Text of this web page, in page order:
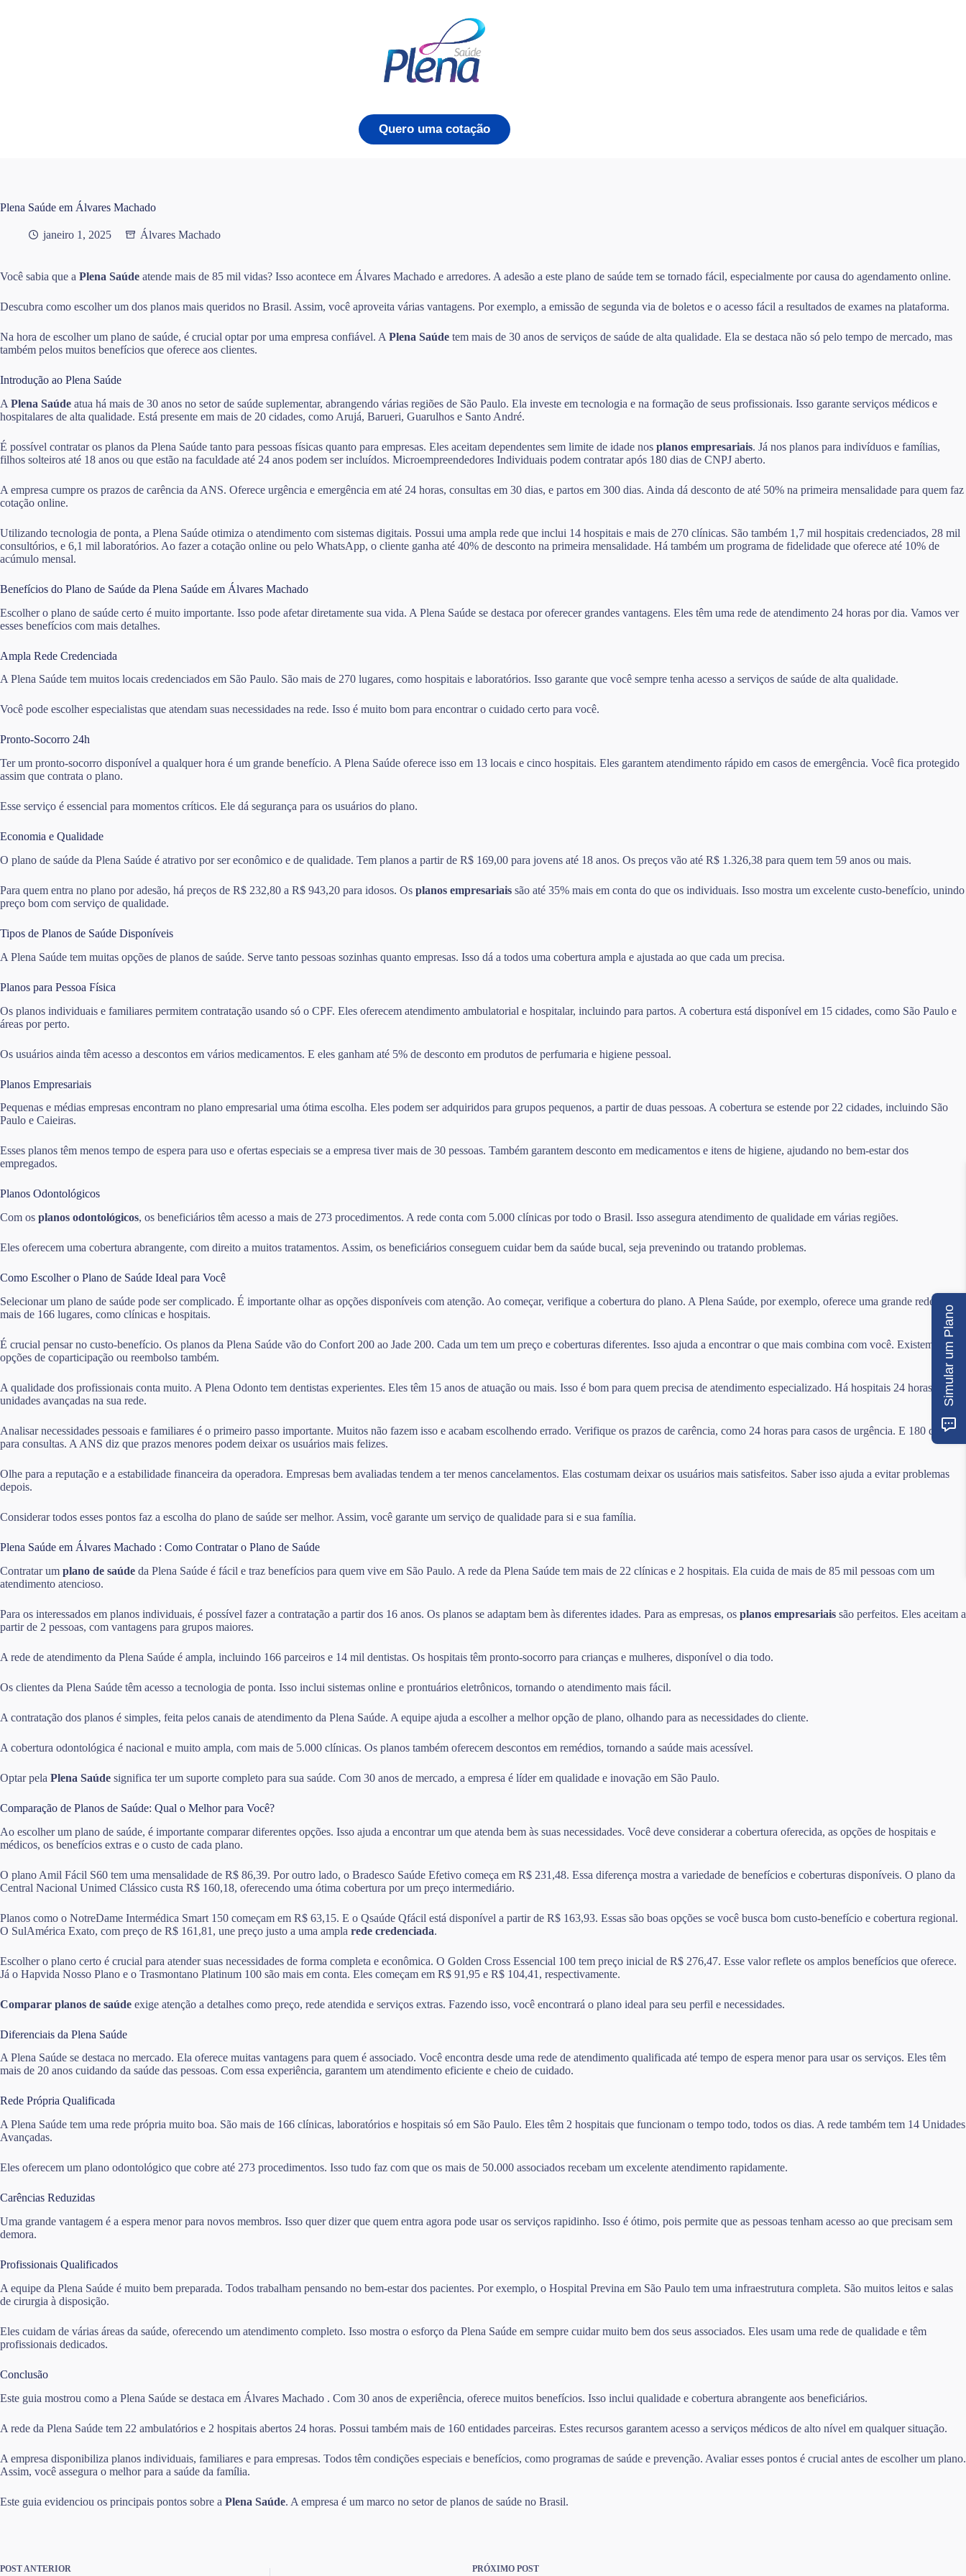
Quero uma cotação
Plena Saúde em Álvares Machado
janeiro 1, 2025 Álvares Machado
Você sabia que a Plena Saúde atende mais de 85 mil vidas? Isso acontece em Álvares Machado e arredores. A adesão a este plano de saúde tem se tornado fácil, especialmente por causa do agendamento online.
Descubra como escolher um dos planos mais queridos no Brasil. Assim, você aproveita várias vantagens. Por exemplo, a emissão de segunda via de boletos e o acesso fácil a resultados de exames na plataforma.
Na hora de escolher um plano de saúde, é crucial optar por uma empresa confiável. A Plena Saúde tem mais de 30 anos de serviços de saúde de alta qualidade. Ela se destaca não só pelo tempo de mercado, mas
também pelos muitos benefícios que oferece aos clientes.
Introdução ao Plena Saúde
A Plena Saúde atua há mais de 30 anos no setor de saúde suplementar, abrangendo várias regiões de São Paulo. Ela investe em tecnologia e na formação de seus profissionais. Isso garante serviços médicos e
hospitalares de alta qualidade. Está presente em mais de 20 cidades, como Arujá, Barueri, Guarulhos e Santo André.
É possível contratar os planos da Plena Saúde tanto para pessoas físicas quanto para empresas. Eles aceitam dependentes sem limite de idade nos planos empresariais. Já nos planos para indivíduos e famílias,
filhos solteiros até 18 anos ou que estão na faculdade até 24 anos podem ser incluídos. Microempreendedores Individuais podem contratar após 180 dias de CNPJ aberto.
A empresa cumpre os prazos de carência da ANS. Oferece urgência e emergência em até 24 horas, consultas em 30 dias, e partos em 300 dias. Ainda dá desconto de até 50% na primeira mensalidade para quem faz
cotação online.
Utilizando tecnologia de ponta, a Plena Saúde otimiza o atendimento com sistemas digitais. Possui uma ampla rede que inclui 14 hospitais e mais de 270 clínicas. São também 1,7 mil hospitais credenciados, 28 mil
consultórios, e 6,1 mil laboratórios. Ao fazer a cotação online ou pelo WhatsApp, o cliente ganha até 40% de desconto na primeira mensalidade. Há também um programa de fidelidade que oferece até 10% de
acúmulo mensal.
Benefícios do Plano de Saúde da Plena Saúde em Álvares Machado
Escolher o plano de saúde certo é muito importante. Isso pode afetar diretamente sua vida. A Plena Saúde se destaca por oferecer grandes vantagens. Eles têm uma rede de atendimento 24 horas por dia. Vamos ver
esses benefícios com mais detalhes.
Ampla Rede Credenciada
A Plena Saúde tem muitos locais credenciados em São Paulo. São mais de 270 lugares, como hospitais e laboratórios. Isso garante que você sempre tenha acesso a serviços de saúde de alta qualidade.
Você pode escolher especialistas que atendam suas necessidades na rede. Isso é muito bom para encontrar o cuidado certo para você.
Pronto-Socorro 24h
Ter um pronto-socorro disponível a qualquer hora é um grande benefício. A Plena Saúde oferece isso em 13 locais e cinco hospitais. Eles garantem atendimento rápido em casos de emergência. Você fica protegido
assim que contrata o plano.
Esse serviço é essencial para momentos críticos. Ele dá segurança para os usuários do plano.
Economia e Qualidade
O plano de saúde da Plena Saúde é atrativo por ser econômico e de qualidade. Tem planos a partir de R$ 169,00 para jovens até 18 anos. Os preços vão até R$ 1.326,38 para quem tem 59 anos ou mais.
Para quem entra no plano por adesão, há preços de R$ 232,80 a R$ 943,20 para idosos. Os planos empresariais são até 35% mais em conta do que os individuais. Isso mostra um excelente custo-benefício, unindo
preço bom com serviço de qualidade.
Tipos de Planos de Saúde Disponíveis
A Plena Saúde tem muitas opções de planos de saúde. Serve tanto pessoas sozinhas quanto empresas. Isso dá a todos uma cobertura ampla e ajustada ao que cada um precisa.
Planos para Pessoa Física
Os planos individuais e familiares permitem contratação usando só o CPF. Eles oferecem atendimento ambulatorial e hospitalar, incluindo para partos. A cobertura está disponível em 15 cidades, como São Paulo e
áreas por perto.
Os usuários ainda têm acesso a descontos em vários medicamentos. E eles ganham até 5% de desconto em produtos de perfumaria e higiene pessoal.
Planos Empresariais
Pequenas e médias empresas encontram no plano empresarial uma ótima escolha. Eles podem ser adquiridos para grupos pequenos, a partir de duas pessoas. A cobertura se estende por 22 cidades, incluindo São
Paulo e Caieiras.
Esses planos têm menos tempo de espera para uso e ofertas especiais se a empresa tiver mais de 30 pessoas. Também garantem desconto em medicamentos e itens de higiene, ajudando no bem-estar dos
empregados.
Planos Odontológicos
Com os planos odontológicos, os beneficiários têm acesso a mais de 273 procedimentos. A rede conta com 5.000 clínicas por todo o Brasil. Isso assegura atendimento de qualidade em várias regiões.
Eles oferecem uma cobertura abrangente, com direito a muitos tratamentos. Assim, os beneficiários conseguem cuidar bem da saúde bucal, seja prevenindo ou tratando problemas.
Como Escolher o Plano de Saúde Ideal para Você
Selecionar um plano de saúde pode ser complicado. É importante olhar as opções disponíveis com atenção. Ao começar, verifique a cobertura do plano. A Plena Saúde, por exemplo, oferece uma grande rede com
mais de 166 lugares, como clínicas e hospitais.
É crucial pensar no custo-benefício. Os planos da Plena Saúde vão do Confort 200 ao Jade 200. Cada um tem um preço e coberturas diferentes. Isso ajuda a encontrar o que mais combina com você. Existem
opções de coparticipação ou reembolso também.
A qualidade dos profissionais conta muito. A Plena Odonto tem dentistas experientes. Eles têm 15 anos de atuação ou mais. Isso é bom para quem precisa de atendimento especializado. Há hospitais 24 horas e
unidades avançadas na sua rede.
Analisar necessidades pessoais e familiares é o primeiro passo importante. Muitos não fazem isso e acabam escolhendo errado. Verifique os prazos de carência, como 24 horas para casos de urgência. E 180 dias
para consultas. A ANS diz que prazos menores podem deixar os usuários mais felizes.
Olhe para a reputação e a estabilidade financeira da operadora. Empresas bem avaliadas tendem a ter menos cancelamentos. Elas costumam deixar os usuários mais satisfeitos. Saber isso ajuda a evitar problemas
depois.
Considerar todos esses pontos faz a escolha do plano de saúde ser melhor. Assim, você garante um serviço de qualidade para si e sua família.
Plena Saúde em Álvares Machado : Como Contratar o Plano de Saúde
Contratar um plano de saúde da Plena Saúde é fácil e traz benefícios para quem vive em São Paulo. A rede da Plena Saúde tem mais de 22 clínicas e 2 hospitais. Ela cuida de mais de 85 mil pessoas com um
atendimento atencioso.
Para os interessados em planos individuais, é possível fazer a contratação a partir dos 16 anos. Os planos se adaptam bem às diferentes idades. Para as empresas, os planos empresariais são perfeitos. Eles aceitam a
partir de 2 pessoas, com vantagens para grupos maiores.
A rede de atendimento da Plena Saúde é ampla, incluindo 166 parceiros e 14 mil dentistas. Os hospitais têm pronto-socorro para crianças e mulheres, disponível o dia todo.
Os clientes da Plena Saúde têm acesso a tecnologia de ponta. Isso inclui sistemas online e prontuários eletrônicos, tornando o atendimento mais fácil.
A contratação dos planos é simples, feita pelos canais de atendimento da Plena Saúde. A equipe ajuda a escolher a melhor opção de plano, olhando para as necessidades do cliente.
A cobertura odontológica é nacional e muito ampla, com mais de 5.000 clínicas. Os planos também oferecem descontos em remédios, tornando a saúde mais acessível.
Optar pela Plena Saúde significa ter um suporte completo para sua saúde. Com 30 anos de mercado, a empresa é líder em qualidade e inovação em São Paulo.
Comparação de Planos de Saúde: Qual o Melhor para Você?
Ao escolher um plano de saúde, é importante comparar diferentes opções. Isso ajuda a encontrar um que atenda bem às suas necessidades. Você deve considerar a cobertura oferecida, as opções de hospitais e
médicos, os benefícios extras e o custo de cada plano.
O plano Amil Fácil S60 tem uma mensalidade de R$ 86,39. Por outro lado, o Bradesco Saúde Efetivo começa em R$ 231,48. Essa diferença mostra a variedade de benefícios e coberturas disponíveis. O plano da
Central Nacional Unimed Clássico custa R$ 160,18, oferecendo uma ótima cobertura por um preço intermediário.
Planos como o NotreDame Intermédica Smart 150 começam em R$ 63,15. E o Qsaúde Qfácil está disponível a partir de R$ 163,93. Essas são boas opções se você busca bom custo-benefício e cobertura regional.
O SulAmérica Exato, com preço de R$ 161,81, une preço justo a uma ampla rede credenciada.
Escolher o plano certo é crucial para atender suas necessidades de forma completa e econômica. O Golden Cross Essencial 100 tem preço inicial de R$ 276,47. Esse valor reflete os amplos benefícios que oferece.
Já o Hapvida Nosso Plano e o Trasmontano Platinum 100 são mais em conta. Eles começam em R$ 91,95 e R$ 104,41, respectivamente.
Comparar planos de saúde exige atenção a detalhes como preço, rede atendida e serviços extras. Fazendo isso, você encontrará o plano ideal para seu perfil e necessidades.
Diferenciais da Plena Saúde
A Plena Saúde se destaca no mercado. Ela oferece muitas vantagens para quem é associado. Você encontra desde uma rede de atendimento qualificada até tempo de espera menor para usar os serviços. Eles têm
mais de 20 anos cuidando da saúde das pessoas. Com essa experiência, garantem um atendimento eficiente e cheio de cuidado.
Rede Própria Qualificada
A Plena Saúde tem uma rede própria muito boa. São mais de 166 clínicas, laboratórios e hospitais só em São Paulo. Eles têm 2 hospitais que funcionam o tempo todo, todos os dias. A rede também tem 14 Unidades
Avançadas.
Eles oferecem um plano odontológico que cobre até 273 procedimentos. Isso tudo faz com que os mais de 50.000 associados recebam um excelente atendimento rapidamente.
Carências Reduzidas
Uma grande vantagem é a espera menor para novos membros. Isso quer dizer que quem entra agora pode usar os serviços rapidinho. Isso é ótimo, pois permite que as pessoas tenham acesso ao que precisam sem
demora.
Profissionais Qualificados
A equipe da Plena Saúde é muito bem preparada. Todos trabalham pensando no bem-estar dos pacientes. Por exemplo, o Hospital Previna em São Paulo tem uma infraestrutura completa. São muitos leitos e salas
de cirurgia à disposição.
Eles cuidam de várias áreas da saúde, oferecendo um atendimento completo. Isso mostra o esforço da Plena Saúde em sempre cuidar muito bem dos seus associados. Eles usam uma rede de qualidade e têm
profissionais dedicados.
Conclusão
Este guia mostrou como a Plena Saúde se destaca em Álvares Machado . Com 30 anos de experiência, oferece muitos benefícios. Isso inclui qualidade e cobertura abrangente aos beneficiários.
A rede da Plena Saúde tem 22 ambulatórios e 2 hospitais abertos 24 horas. Possui também mais de 160 entidades parceiras. Estes recursos garantem acesso a serviços médicos de alto nível em qualquer situação.
A empresa disponibiliza planos individuais, familiares e para empresas. Todos têm condições especiais e benefícios, como programas de saúde e prevenção. Avaliar esses pontos é crucial antes de escolher um plano.
Assim, você assegura o melhor para a saúde da família.
Este guia evidenciou os principais pontos sobre a Plena Saúde. A empresa é um marco no setor de planos de saúde no Brasil.
POST ANTERIOR PRÓXIMO POST
Simular um Plano